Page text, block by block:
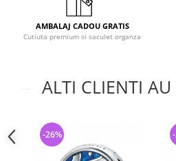
AMBALAJ CADOU GRATIS
Cutiuta premium si saculet organza
ALTI CLIENTI
-26%